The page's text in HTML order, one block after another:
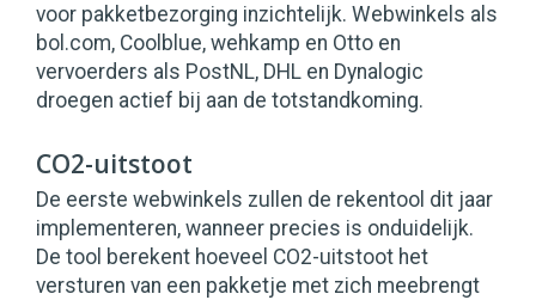
voor pakketbezorging inzichtelijk. Webwinkels als
bol.com, Coolblue, wehkamp en Otto en
vervoerders als PostNL, DHL en Dynalogic
droegen actief bij aan de totstandkoming.
CO2-uitstoot
De eerste webwinkels zullen de rekentool dit jaar
implementeren, wanneer precies is onduidelijk.
De tool berekent hoeveel CO2-uitstoot het
versturen van een pakketje met zich meebrengt